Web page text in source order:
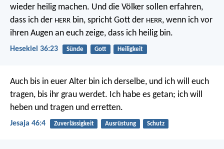
wieder heilig machen. Und die Völker sollen erfahren,
dass ich der HERR bin, spricht Gott der HERR, wenn ich vor
ihren Augen an euch zeige, dass ich heilig bin.
Hesekiel 36:23 Sünde Gott Heiligkeit
Auch bis in euer Alter bin ich derselbe, und ich will euch
tragen, bis ihr grau werdet. Ich habe es getan; ich will
heben und tragen und erretten.
Jesaja 46:4 Zuverlässigkeit Ausrüstung Schutz